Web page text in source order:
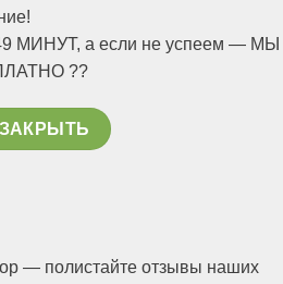
МИНУТ, а если не успеем — МЫ
??
ЗАКРЫТЬ
— полистайте отзывы наших